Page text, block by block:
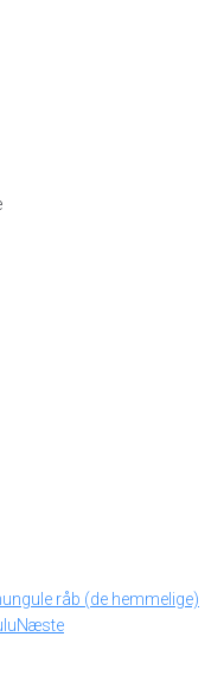
råb (de hemmelige)
Næste